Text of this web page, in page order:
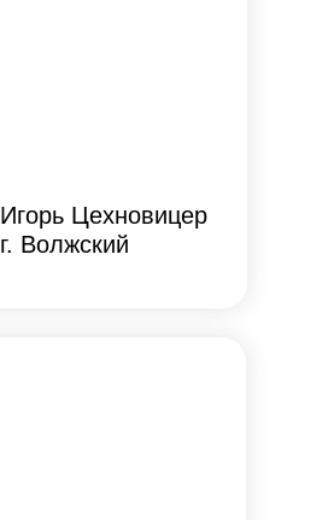
Игорь Цехновицер
г. Волжский